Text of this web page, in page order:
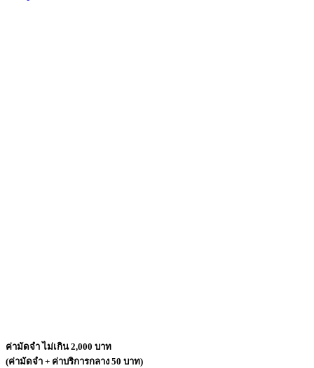
ค่ามัดจำ ไม่เกิน 2,000 บาท
(ค่ามัดจำ + ค่าบริการกลาง 50 บาท)